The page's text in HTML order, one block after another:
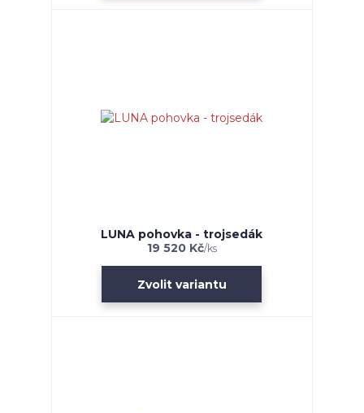
LUNA pohovka - trojsedák
19 520 Kč/ks
Zvolit variantu